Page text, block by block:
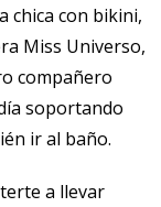
chica con bikini,
Miss Universo,
compañero
soportando
ir al baño.
a llevar